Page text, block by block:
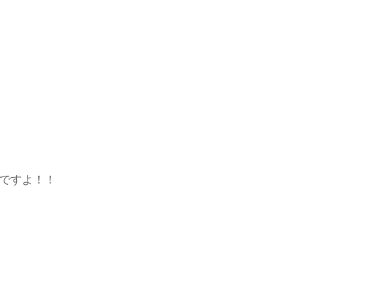
すよ！！